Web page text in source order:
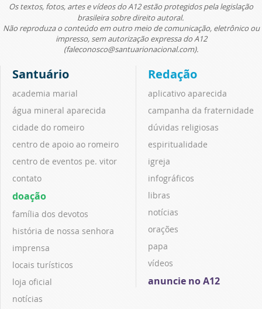
Os textos, fotos, artes e vídeos do A12 estão protegidos pela legislação
brasileira sobre direito autoral.
Não reproduza o conteúdo em outro meio de comunicação, eletrônico ou
impresso, sem autorização expressa do A12
(faleconosco@santuarionacional.com).
Santuário
academia marial
água mineral aparecida
cidade do romeiro
centro de apoio ao romeiro
centro de eventos pe. vitor
contato
doação
família dos devotos
história de nossa senhora
imprensa
locais turísticos
loja oficial
notícias
Redação
aplicativo aparecida
campanha da fraternidade
dúvidas religiosas
espiritualidade
igreja
infográficos
libras
notícias
orações
papa
vídeos
anuncie no A12